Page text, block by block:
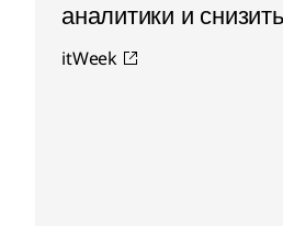
аналитики и
itWeek